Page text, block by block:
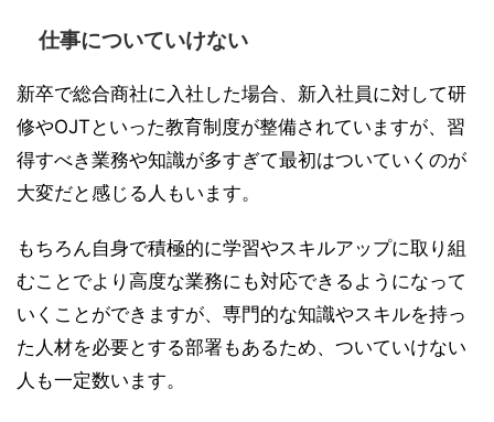
仕事についていけない
新卒で総合商社に入社した場合、新入社員に対して研
修やOJTといった教育制度が整備されていますが、習
得すべき業務や知識が多すぎて最初はついていくのが
大変だと感じる人もいます。
もちろん自身で積極的に学習やスキルアップに取り組
むことでより高度な業務にも対応できるようになって
いくことができますが、専門的な知識やスキルを持っ
た人材を必要とする部署もあるため、ついていけない
人も一定数います。